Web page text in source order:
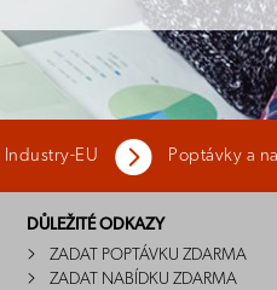
EU Poptávky a
DŮLEŽITÉ ODKAZY
ZADAT POPTÁVKU ZDARMA
ZADAT NABÍDKU ZDARMA